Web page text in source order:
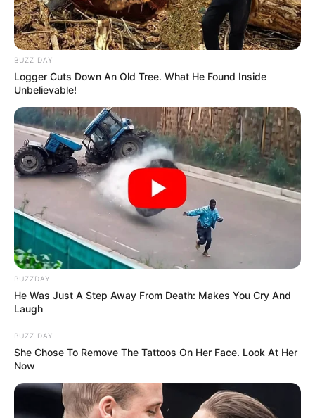
BUZZ DAY
Logger Cuts Down An Old Tree. What He Found Inside
Unbelievable!
BUZZDAY
He Was Just A Step Away From Death: Makes You Cry And
Laugh
BUZZ DAY
She Chose To Remove The Tattoos On Her Face. Look At Her
Now